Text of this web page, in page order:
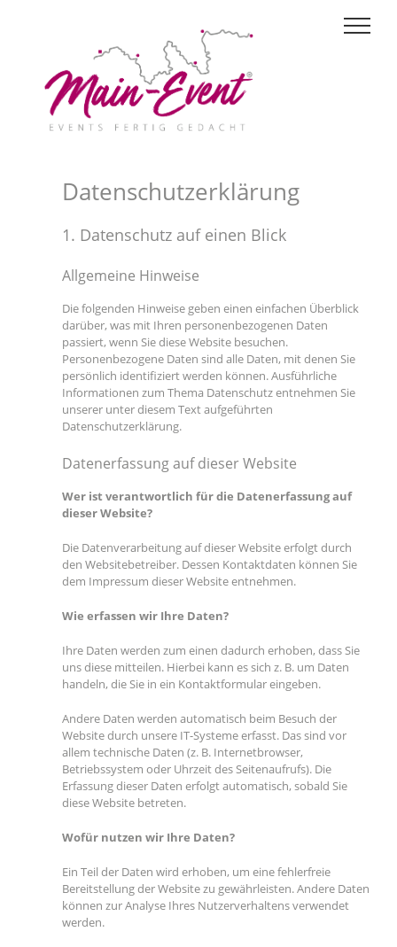
Datenschutzerklärung
1. Datenschutz auf einen Blick
Allgemeine Hinweise
Die folgenden Hinweise geben einen einfachen Überblick
darüber, was mit Ihren personenbezogenen Daten
passiert, wenn Sie diese Website besuchen.
Personenbezogene Daten sind alle Daten, mit denen Sie
persönlich identifiziert werden können. Ausführliche
Informationen zum Thema Datenschutz entnehmen Sie
unserer unter diesem Text aufgeführten
Datenschutzerklärung.
Datenerfassung auf dieser Website
Wer ist verantwortlich für die Datenerfassung auf
dieser Website?
Die Datenverarbeitung auf dieser Website erfolgt durch
den Websitebetreiber. Dessen Kontaktdaten können Sie
dem Impressum dieser Website entnehmen.
Wie erfassen wir Ihre Daten?
Ihre Daten werden zum einen dadurch erhoben, dass Sie
uns diese mitteilen. Hierbei kann es sich z. B. um Daten
handeln, die Sie in ein Kontaktformular eingeben.
Andere Daten werden automatisch beim Besuch der
Website durch unsere IT-Systeme erfasst. Das sind vor
allem technische Daten (z. B. Internetbrowser,
Betriebssystem oder Uhrzeit des Seitenaufrufs). Die
Erfassung dieser Daten erfolgt automatisch, sobald Sie
diese Website betreten.
Wofür nutzen wir Ihre Daten?
Ein Teil der Daten wird erhoben, um eine fehlerfreie
Bereitstellung der Website zu gewährleisten. Andere Daten
können zur Analyse Ihres Nutzerverhaltens verwendet
werden.